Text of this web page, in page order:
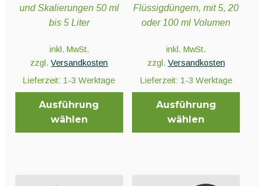
und Skalierungen 50 ml
bis 5 Liter
inkl. MwSt.
zzgl.Versandkosten
Lieferzeit: 1-3 Werktage
Ausführung
wählen
Flüssigdüngern, mit 5, 20
oder 100 ml Volumen
inkl. MwSt.
zzgl. Versandkosten
Lieferzeit: 1-3 Werktage
Ausführung
wählen